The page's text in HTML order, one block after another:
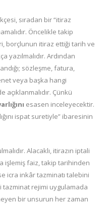
sıradan bir “itiraz
Öncelikle takip
borçlunun itiraz ettiği tarih ve
yazılmalıdır. Ardından
sözleşme, fatura,
veya başka hangi
Çünkü
esasen inceleyecektir.
ispat suretiyle” ibaresinin
Alacaklı, itirazın iptali
işlemiş faiz, takip tarihinden
icra inkâr tazminatı talebini
tazminat rejimi uygulamada
bir unsurun her zaman